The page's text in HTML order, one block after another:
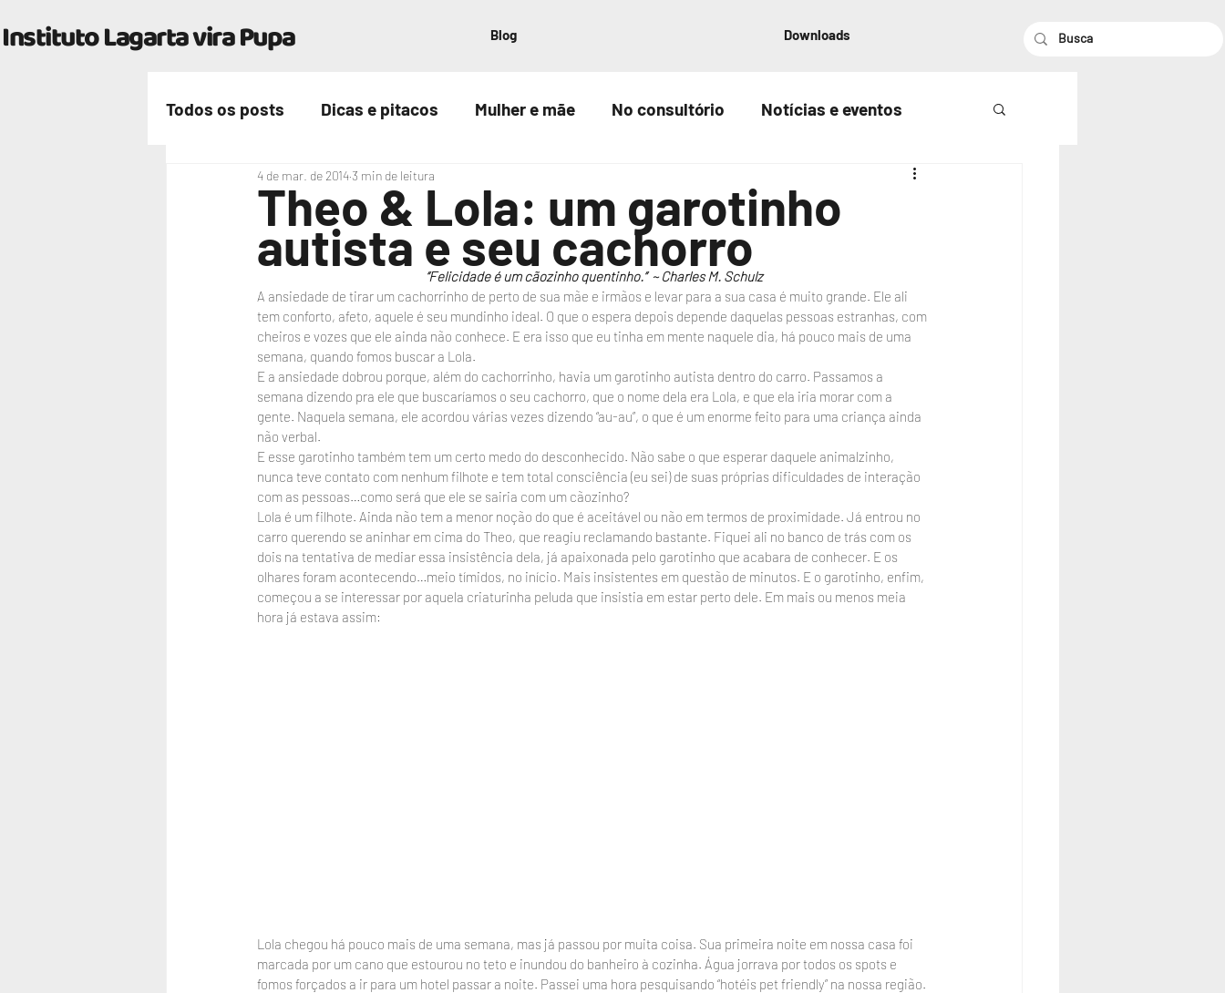
Instituto Lagarta vira Pupa Blog Downloads
Todos os posts Dicas e pitacos Mulher e mãe No consultório Notícias e eventos
Nossa vidaTheo & Lola: um garotinho
autista e seu cachorro
4 de mar. de 2014 3 min de leitura
“Felicidade é um cãozinho quentinho.”  ~ Charles M. Schulz
A ansiedade de tirar um cachorrinho de perto de sua mãe e irmãos e levar para a sua casa é muito grande. Ele ali
tem conforto, afeto, aquele é seu mundinho ideal. O que o espera depois depende daquelas pessoas estranhas, com
cheiros e vozes que ele ainda não conhece. E era isso que eu tinha em mente naquele dia, há pouco mais de uma
semana, quando fomos buscar a Lola.
E a ansiedade dobrou porque, além do cachorrinho, havia um garotinho autista dentro do carro. Passamos a
semana dizendo pra ele que buscaríamos o seu cachorro, que o nome dela era Lola, e que ela iria morar com a
gente. Naquela semana, ele acordou várias vezes dizendo “au-au”, o que é um enorme feito para uma criança ainda
não verbal.
E esse garotinho também tem um certo medo do desconhecido. Não sabe o que esperar daquele animalzinho,
nunca teve contato com nenhum filhote e tem total consciência (eu sei) de suas próprias dificuldades de interação
com as pessoas…como será que ele se sairia com um cãozinho?
Lola é um filhote. Ainda não tem a menor noção do que é aceitável ou não em termos de proximidade. Já entrou no
carro querendo se aninhar em cima do Theo, que reagiu reclamando bastante. Fiquei ali no banco de trás com os
dois na tentativa de mediar essa insistência dela, já apaixonada pelo garotinho que acabara de conhecer. E os
olhares foram acontecendo…meio tímidos, no início. Mais insistentes em questão de minutos. E o garotinho, enfim,
começou a se interessar por aquela criaturinha peluda que insistia em estar perto dele. Em mais ou menos meia
hora já estava assim:
Lola chegou há pouco mais de uma semana, mas já passou por muita coisa. Sua primeira noite em nossa casa foi
marcada por um cano que estourou no teto e inundou do banheiro à cozinha. Água jorrava por todos os spots e
fomos forçados a ir para um hotel passar a noite. Passei uma hora pesquisando “hotéis pet friendly” na nossa região.